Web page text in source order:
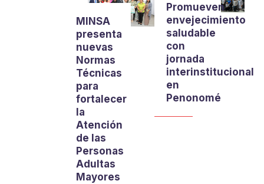
MINSA
presenta
nuevas
Normas
Técnicas
para
fortalecer
la
Atención
de las
Personas
Adultas
Mayores
Promueven
envejecimiento
saludable
con
jornada
interinstitucional
en
Penonomé